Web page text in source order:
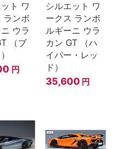
ト ワ
ランボ
ウラ
（ブ
円
シルエット ワ
ークス ランボ
ルギーニ ウラ
カン GT （ハ
イパー・レッ
ド）
35,600 円